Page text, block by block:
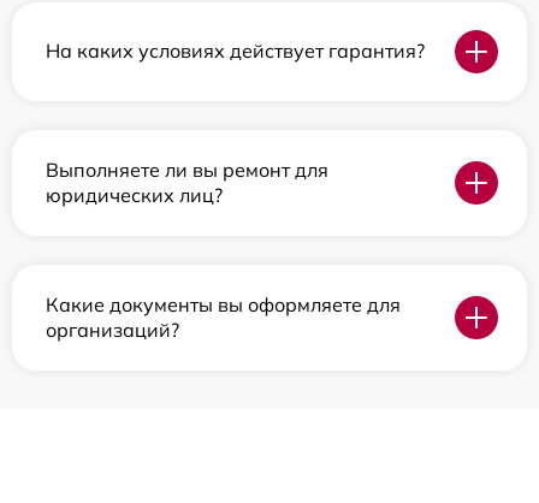
На каких условиях действует гарантия?
Выполняете ли вы ремонт для
юридических лиц?
Какие документы вы оформляете для
организаций?